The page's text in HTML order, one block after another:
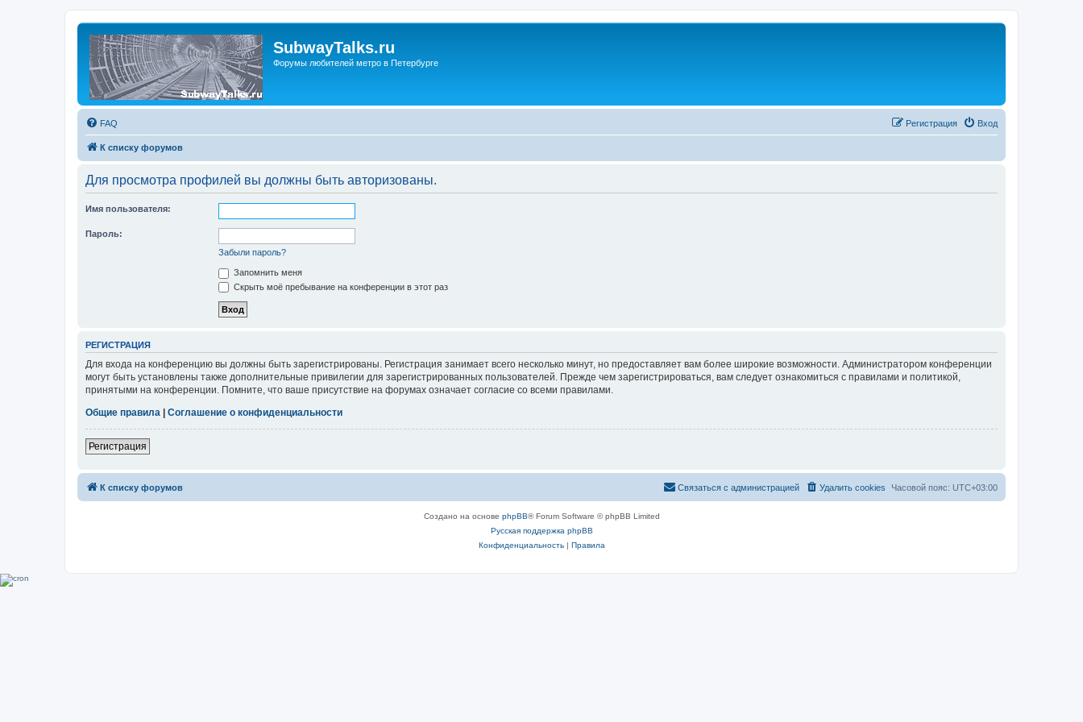
SubwayTalks.ru
Форумы любителей метро в Петербурге
FAQ Вход
Регистрация
К списку форумов
Для просмотра профилей вы должны быть авторизованы.
Имя пользователя:
Пароль:
Забыли пароль?
Запомнить меня
Скрыть моё пребывание на конференции в этот раз
РЕГИСТРАЦИЯ
Для входа на конференцию вы должны быть зарегистрированы. Регистрация занимает всего несколько минут, но предоставляет вам более широкие возможности. Администратором конференции
могут быть установлены также дополнительные привилегии для зарегистрированных пользователей. Прежде чем зарегистрироваться, вам следует ознакомиться с правилами и политикой,
принятыми на конференции. Помните, что ваше присутствие на форумах означает согласие со всеми правилами.
Общие правила | Соглашение о конфиденциальности
Регистрация
К списку форумов Часовой пояс: UTC+03:00
Удалить cookies
Связаться с администрацией
Создано на основе phpBB® Forum Software © phpBB Limited
Русская поддержка phpBB
Конфиденциальность| Правила